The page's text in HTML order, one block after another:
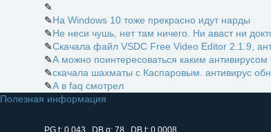
✎
✎На Windows 10 тоже прекрасно идут нарды
✎Не неси чушь, нет там ничего. Ни аваст ни
✎Скачала файл VSDC Free Video Editor 2.1.9,
✎А можно поинтересоваться каким антивирусом
✎скачала шахматы с Каспаровым. антивирус
✎А в faq смотрел
Полезная информация
PG.t: 0.043 DB.q: 78 DB.t: 0.0008